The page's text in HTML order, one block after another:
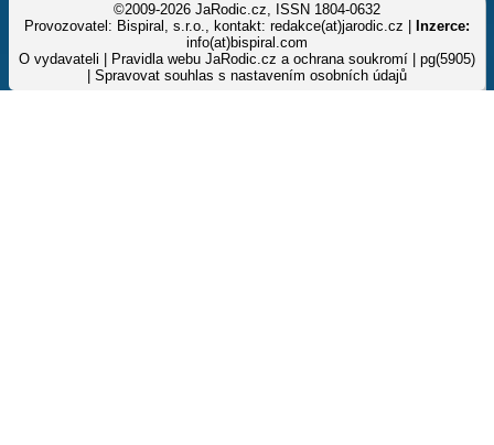
©2009-2026 JaRodic.cz, ISSN 1804-0632
Provozovatel: Bispiral, s.r.o., kontakt: redakce(at)jarodic.cz |
Inzerce:
info(at)bispiral.com
O vydavateli
Pravidla webu JaRodic.cz a ochrana soukromí | pg(5905)
Spravovat souhlas s nastavením osobních údajů